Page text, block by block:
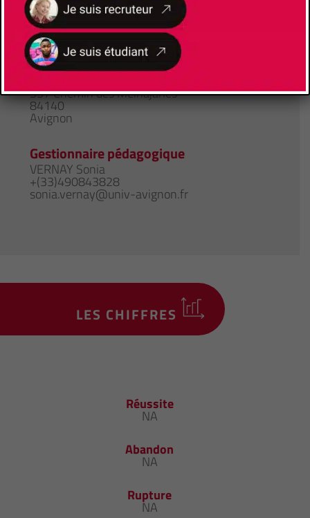
Responsable de Formation
SANJUAN Eric
eric.sanjuan@univ-avignon.fr
337 Chemin des Meinajaries
84140
Avignon
Gestionnaire pédagogique
VERNAY Sonia
+(33)490843828
sonia.vernay@univ-avignon.fr
LES CHIFFRES
Réussite
NA
Abandon
NA
Rupture
NA